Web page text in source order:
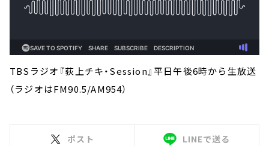
TBSラジオ『荻上チキ・Session』平日午後6時から生放送
（ラジオはFM90.5/AM954）
ポスト LINEで送る